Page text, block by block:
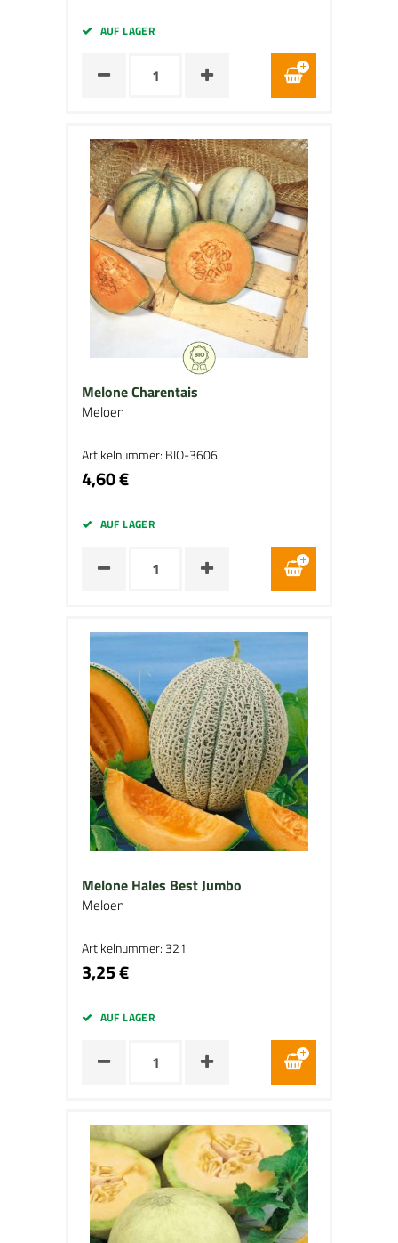
AUF LAGER
Melone Charentais
Meloen
Artikelnummer: BIO-3606
4,60 €
AUF LAGER
Melone Hales Best Jumbo
Meloen
Artikelnummer: 321
3,25 €
AUF LAGER